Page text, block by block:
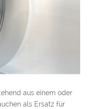
aus einem oder
als Ersatz für